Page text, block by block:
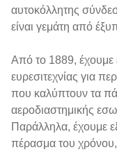
αυτοκόλλητης
είναι γεμάτη από
Από το 1889, έχουμε
ευρεσιτεχνίας για
που καλύπτουν τα
αεροδιαστημικής
Παράλληλα, έχουμε
πέρασμα του